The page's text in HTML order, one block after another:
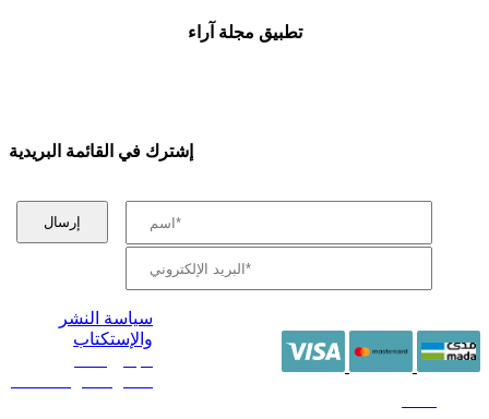
تطبيق مجلة آراء
إشترك في القائمة البريدية
سياسة النشر
والإستكتاب